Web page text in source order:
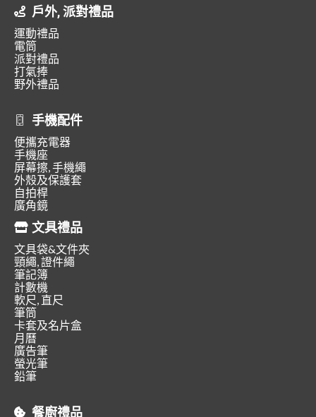
戶外, 派對禮品
運動禮品
電筒
派對禮品
打氣捧
野外禮品
手機配件
便攜充電器
手機座
屏幕擦, 手機繩
外殼及保護套
自拍桿
廣角鏡
文具禮品
文具袋&文件夾
頸繩, 證件繩
筆記簿
計數機
軟尺, 直尺
筆筒
卡套及名片盒
月曆
廣告筆
螢光筆
鉛筆
餐廚禮品